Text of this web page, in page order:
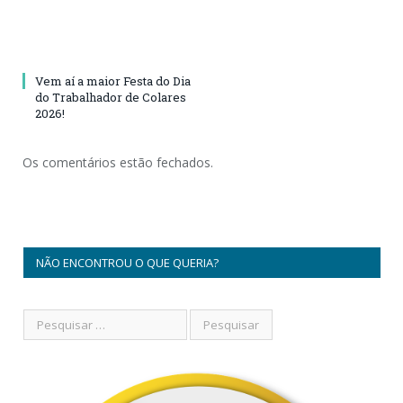
Vem aí a maior Festa do Dia
do Trabalhador de Colares
2026!
Os comentários estão fechados.
NÃO ENCONTROU O QUE QUERIA?